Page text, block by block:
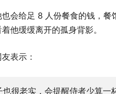
会给足 8 人份餐食的钱，
他缓缓离开的孤身背影。
表示：
也很老实，会提醒侍者少算